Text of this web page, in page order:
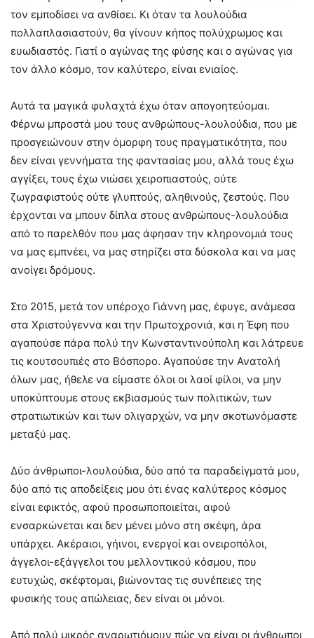
τον εμποδίσει να ανθίσει. Κι όταν τα λουλούδια
πολλαπλασιαστούν, θα γίνουν κήπος πολύχρωμος και
ευωδιαστός. Γιατί ο αγώνας της φύσης και ο αγώνας για
τον άλλο κόσμο, τον καλύτερο, είναι ενιαίος.
Αυτά τα μαγικά φυλαχτά έχω όταν απογοητεύομαι.
Φέρνω μπροστά μου τους ανθρώπους-λουλούδια, που με
προσγειώνουν στην όμορφη τους πραγματικότητα, που
δεν είναι γεννήματα της φαντασίας μου, αλλά τους έχω
αγγίξει, τους έχω νιώσει χειροπιαστούς, ούτε
ζωγραφιστούς ούτε γλυπτούς, αληθινούς, ζεστούς. Που
έρχονται να μπουν δίπλα στους ανθρώπους-λουλούδια
από το παρελθόν που μας άφησαν την κληρονομιά τους
να μας εμπνέει, να μας στηρίζει στα δύσκολα και να μας
ανοίγει δρόμους.
Στο 2015, μετά τον υπέροχο Γιάννη μας, έφυγε, ανάμεσα
στα Χριστούγεννα και την Πρωτοχρονιά, και η Έφη που
αγαπούσε πάρα πολύ την Κωνσταντινούπολη και λάτρευε
τις κουτσουπιές στο Βόσπορο. Αγαπούσε την Ανατολή
όλων μας, ήθελε να είμαστε όλοι οι λαοί φίλοι, να μην
υποκύπτουμε στους εκβιασμούς των πολιτικών, των
στρατιωτικών και των ολιγαρχών, να μην σκοτωνόμαστε
μεταξύ μας.
Δύο άνθρωποι-λουλούδια, δύο από τα παραδείγματά μου,
δύο από τις αποδείξεις μου ότι ένας καλύτερος κόσμος
είναι εφικτός, αφού προσωποποιείται, αφού
ενσαρκώνεται και δεν μένει μόνο στη σκέψη, άρα
υπάρχει. Ακέραιοι, γήινοι, ενεργοί και ονειροπόλοι,
άγγελοι-εξάγγελοι του μελλοντικού κόσμου, που
ευτυχώς, σκέφτομαι, βιώνοντας τις συνέπειες της
φυσικής τους απώλειας, δεν είναι οι μόνοι.
Από πολύ μικρός αναρωτιόμουν πώς να είναι οι άνθρωποι